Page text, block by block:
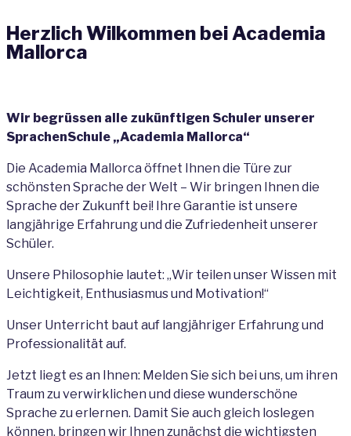
Herzlich Wilkommen bei Academia
Mallorca
Wir begrüssen alle zukünftigen Schuler unserer
SprachenSchule „Academia Mallorca“
Die Academia Mallorca öffnet Ihnen die Türe zur
schönsten Sprache der Welt – Wir bringen Ihnen die
Sprache der Zukunft bei! Ihre Garantie ist unsere
langjährige Erfahrung und die Zufriedenheit unserer
Schüler.
Unsere Philosophie lautet: „Wir teilen unser Wissen mit
Leichtigkeit, Enthusiasmus und Motivation!“
Unser Unterricht baut auf langjähriger Erfahrung und
Professionalität auf.
Jetzt liegt es an Ihnen: Melden Sie sich bei uns, um ihren
Traum zu verwirklichen und diese wunderschöne
Sprache zu erlernen. Damit Sie auch gleich loslegen
können, bringen wir Ihnen zunächst die wichtigsten